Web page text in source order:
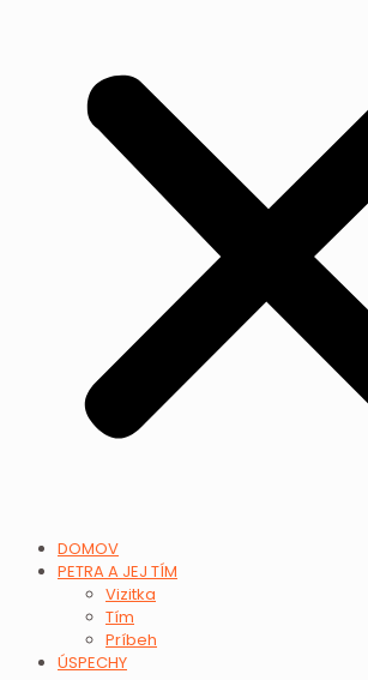
DOMOV
PETRA A JEJ TÍM
Vizitka
Tím
Príbeh
ÚSPECHY